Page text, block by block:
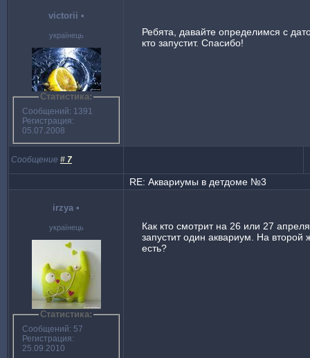
victorii •
українець
Статистика:
Сообщений: 1391
Регистрация:
05.07.2008
Ребята, давайте определимся с
кто запустит. Спасибо!
Сообщение # 7
RE: Аквариумы в детдоме №3
irzya •
українець
Статистика:
Сообщений: 57
Регистрация:
25.09.2010
Как кто смотрит на 26 или 27
запустит один аквариум. На
есть?